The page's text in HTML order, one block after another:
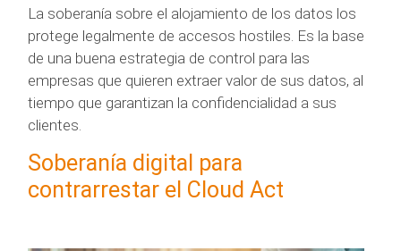
La soberanía sobre el alojamiento de los datos los
protege legalmente de accesos hostiles. Es la base
de una buena estrategia de control para las
empresas que quieren extraer valor de sus datos, al
tiempo que garantizan la confidencialidad a sus
clientes.
Soberanía digital para
contrarrestar el Cloud Act